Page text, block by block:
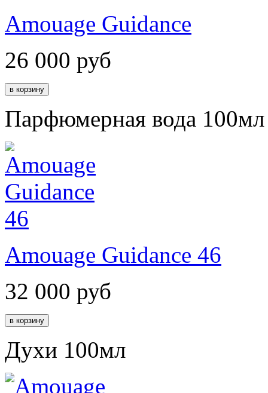
Amouage Guidance
26 000 руб
Парфюмерная вода 100мл
Amouage Guidance 46
32 000 руб
Духи 100мл